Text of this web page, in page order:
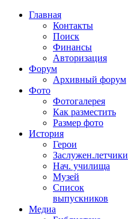
Главная
Контакты
Поиск
Финансы
Авторизация
Форум
Архивный форум
Фото
Фотогалерея
Как разместить
Размер фото
История
Герои
Заслужен.летчики
Нач. училища
Музей
Список
выпускников
Медиа